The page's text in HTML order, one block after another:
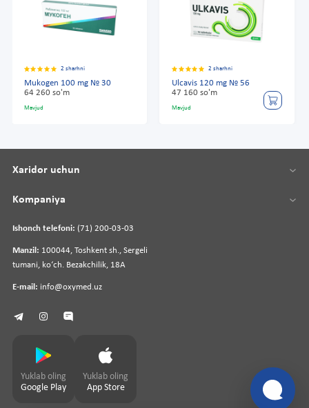
2 sharhni
Mukogen 100 mg № 30
64 260 so'm
Mavjud
2 sharhni
Ulcavis 120 mg № 56
47 160 so'm
Mavjud
Ishonch telefoni: (71) 200-03-03
Manzil: 100044, Toshkent sh., Sergeli
tumani, koʻch. Bezakchilik, 18A
E-mail: info@oxymed.uz
Xaridor uchun
Kompaniya
Yuklab oling
Google Play
Yuklab oling
App Store